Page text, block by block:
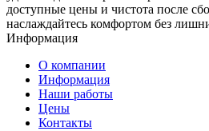
доступные цены и чистота после
наслаждайтесь комфортом без
Информация
О компании
Информация
Наши работы
Цены
Контакты